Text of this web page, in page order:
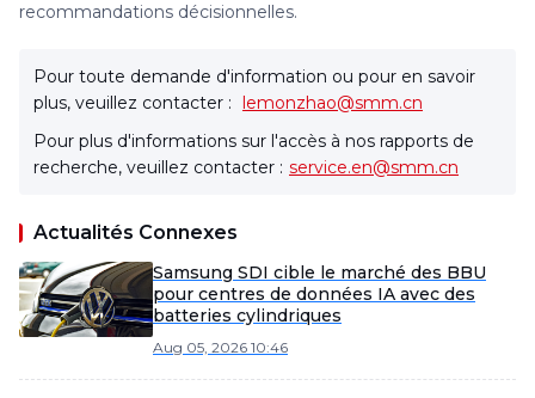
recommandations décisionnelles.
Pour toute demande d'information ou pour en savoir
plus, veuillez contacter : lemonzhao@smm.cn
Pour plus d'informations sur l'accès à nos rapports de
recherche, veuillez contacter : service.en@smm.cn
Actualités Connexes
Samsung SDI cible le marché des BBU
pour centres de données IA avec des
batteries cylindriques
Aug 05, 2026 10:46